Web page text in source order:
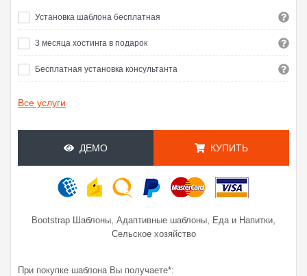
Установка шаблона бесплатная
3 месяца хостинга в подарок
Бесплатная установка консультанта
Все услуги
ДЕМО КУПИТЬ
Bootstrap Шаблоны Адаптивные шаблоны Еда и Напитки
Сельское хозяйство
При покупке шаблона Вы получаете*: